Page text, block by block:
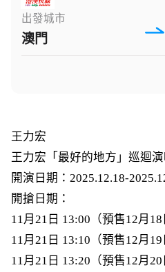
出發城市
澳門
王力宏
王力宏「最好的地方」巡迴
開演日期：2025.12.18-
開搶日期：
11月21日 13:00（預售12月18
11月21日 13:10（預售12月19
11月21日 13:20（預售12月20